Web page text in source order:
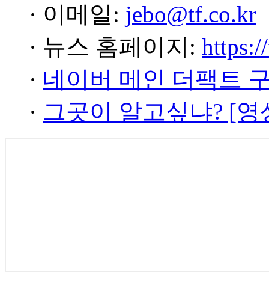
· 이메일: jebo@tf.co.kr
· 뉴스 홈페이지:
· 네이버 메인 더팩트
· 그곳이 알고싶냐? [